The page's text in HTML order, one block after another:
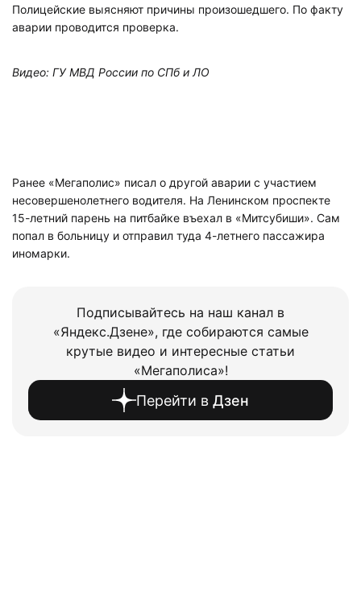
Полицейские выясняют причины произошедшего. По факту
аварии проводится проверка.
Видео: ГУ МВД России по СПб и ЛО
Ранее «Мегаполис» писал о другой аварии с участием
несовершенолетнего водителя. На Ленинском проспекте
15-летний парень на питбайке въехал в «Митсубиши». Сам
попал в больницу и отправил туда 4-летнего пассажира
иномарки.
Подписывайтесь на наш канал в
«Яндекс.Дзене», где собираются самые
крутые видео и интересные статьи
«Мегаполиса»!
Перейти в Дзен